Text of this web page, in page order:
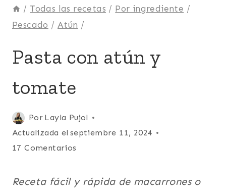
/ Todas las recetas / Por ingrediente /
Pescado / Atún /
RECONFORTANTE
|
FÁCILES
|
ITALIA
|
Pasta con atún y
tomate
Por Layla Pujol
Publicada
el
marzo 1, 2017
Actualizada el septiembre 11, 2024
17 Comentarios
Receta fácil y rápida de macarrones o